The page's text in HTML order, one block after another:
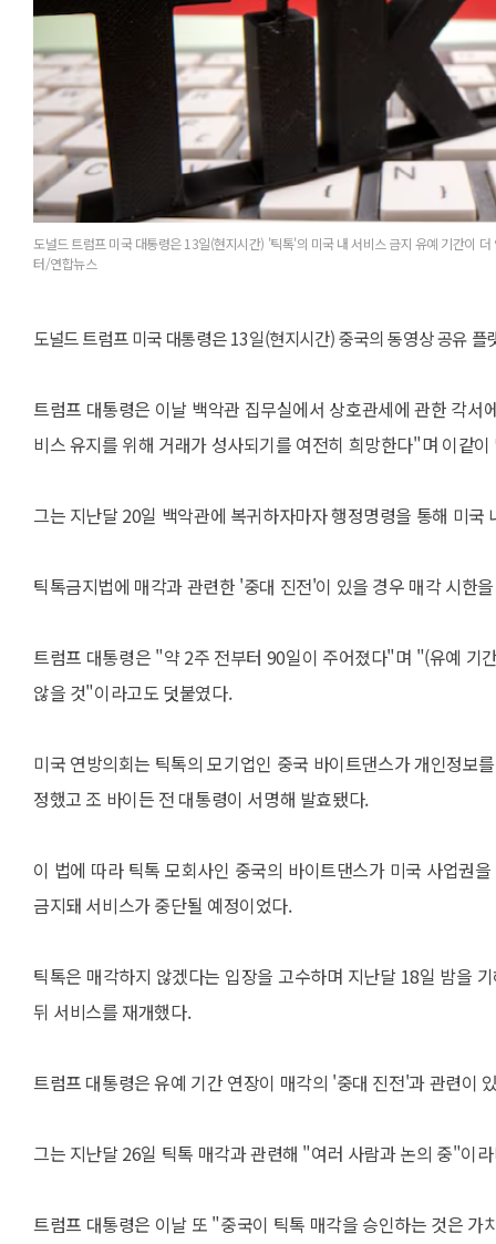
도널드 트럼프 미국 대통령은 13일(현지시간) '틱톡'의 미국 내 서비스 금지 유예 기간이
터/연합뉴스
도널드 트럼프 미국 대통령은 13일(현지시간) 중국의 동영상 공유
트럼프 대통령은 이날 백악관 집무실에서 상호관세에 관한 각
비스 유지를 위해 거래가 성사되기를 여전히 희망한다"며 이같이
그는 지난달 20일 백악관에 복귀하자마자 행정명령을 통해 미국
틱톡금지법에 매각과 관련한 '중대 진전'이 있을 경우 매각 시한
트럼프 대통령은 "약 2주 전부터 90일이 주어졌다"며 "(유예 기
않을 것"이라고도 덧붙였다.
미국 연방의회는 틱톡의 모기업인 중국 바이트댄스가 개인정보
정했고 조 바이든 전 대통령이 서명해 발효됐다.
이 법에 따라 틱톡 모회사인 중국의 바이트댄스가 미국 사업권
금지돼 서비스가 중단될 예정이었다.
틱톡은 매각하지 않겠다는 입장을 고수하며 지난달 18일 밤을
뒤 서비스를 재개했다.
트럼프 대통령은 유예 기간 연장이 매각의 '중대 진전'과 관련이
그는 지난달 26일 틱톡 매각과 관련해 "여러 사람과 논의 중"이
트럼프 대통령은 이날 또 "중국이 틱톡 매각을 승인하는 것은